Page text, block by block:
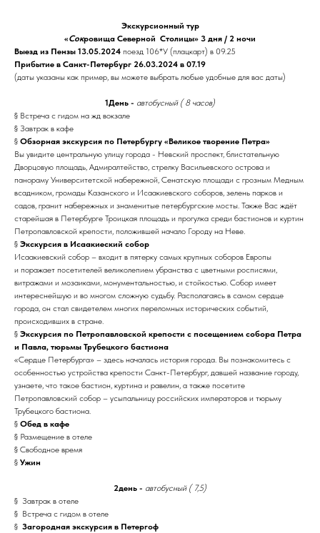
Экскурсионный тур
«Сокровища Северной Столицы» 3 дня / 2 ночи
Выезд из Пензы 13.05.2024 поезд 106*У (плацкарт) в 09.25
Прибытие в Санкт-Петербург 26.03.2024 в 07.19
(даты указаны как пример, вы можете выбрать любые удобные для вас даты)
1День - автобусный ( 8 часов)
§ Встреча с гидом на жд вокзале
§ Завтрак в кафе
§ Обзорная экскурсия по Петербургу «Великое творение Петра»
Вы увидите центральную улицу города - Невский проспект, блистательную
Дворцовую площадь, Адмиралтейство, стрелку Васильевского острова и
панораму Университетской набережной, Сенатскую площади с грозным Медным
всадником, громады Казанского и Исаакиевского соборов, зелень парков и
садов, гранит набережных и знаменитые петербургские мосты. Также Вас ждёт
старейшая в Петербурге Троицкая площадь и прогулка среди бастионов и куртин
Петропавловской крепости, положившей начало Городу на Неве.
§ Экскурсия в Исаакиеский собор
Исаакиевский собор – входит в пятерку самых крупных соборов Европы
и поражает посетителей великолепием убранства с цветными росписями,
витражами и мозаиками, монументальностью, и стойкостью. Собор имеет
интереснейшую и во многом сложную судьбу. Располагаясь в самом сердце
города, он стал свидетелем многих переломных исторических событий,
происходивших в стране.
§ Экскурсия по Петропавловской крепости с посещением собора Петра
и Павла, тюрьмы Трубецкого бастиона
«Сердце Петербурга» – здесь началась история города. Вы познакомитесь с
особенностью устройства крепости Санкт-Петербург, давшей название городу,
узнаете, что такое бастион, куртина и равелин, а также посетите
Петропавловский собор – усыпальницу российских императоров и тюрьму
Трубецкого бастиона.
§ Обед в кафе
§ Размещение в отеле
§ Свободное время
§ Ужин
2день - автобусный ( 7,5)
§ Завтрак в отеле
§ Встреча с гидом в отеле
§ Загородная экскурсия в Петергоф